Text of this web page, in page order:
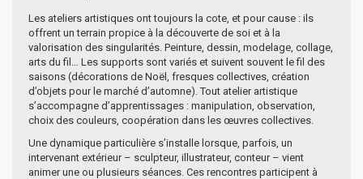
Les ateliers artistiques ont toujours la cote, et pour cause : ils
offrent un terrain propice à la découverte de soi et à la
valorisation des singularités. Peinture, dessin, modelage, collage,
arts du fil… Les supports sont variés et suivent souvent le fil des
saisons (décorations de Noël, fresques collectives, création
d’objets pour le marché d’automne). Tout atelier artistique
s’accompagne d’apprentissages : manipulation, observation,
choix des couleurs, coopération dans les œuvres collectives.
Une dynamique particulière s’installe lorsque, parfois, un
intervenant extérieur – sculpteur, illustrateur, conteur – vient
animer une ou plusieurs séances. Ces rencontres participent à